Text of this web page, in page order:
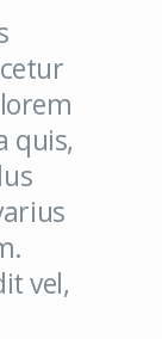
quis,
vel,